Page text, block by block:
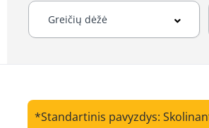
*Standartinis pavyzdys: